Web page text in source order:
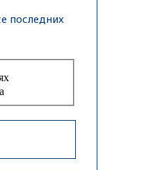
последних